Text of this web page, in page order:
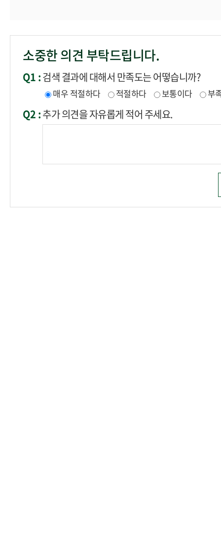
소중한 의견 부탁드립니다.
Q1 :검색 결과에 대해서 만족도는 어떻습니까?
매우 적절하다 적절하다 보통이다 부
Q2 :추가 의견을 자유롭게 적어 주세요.